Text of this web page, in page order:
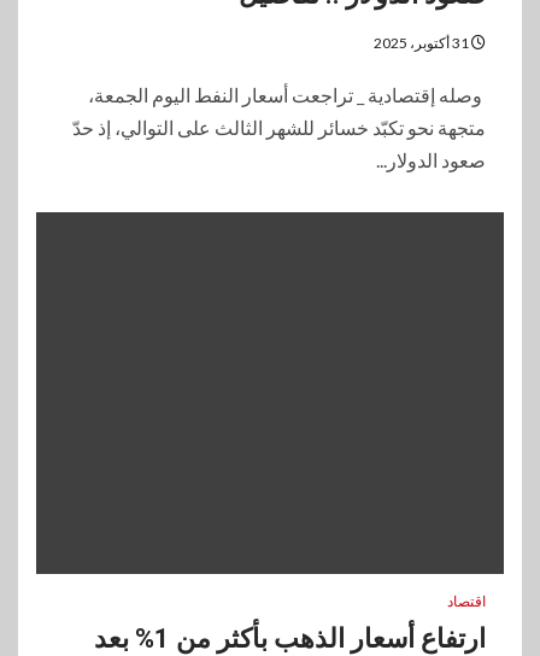
وصله إقتصادية _ تراجعت أسعار النفط اليوم الجمعة،
متجهة نحو تكبّد خسائر للشهر الثالث على التوالي، إذ حدّ
صعود الدولار...
اقتصاد
ارتفاع أسعار الذهب بأكثر من 1% بعد